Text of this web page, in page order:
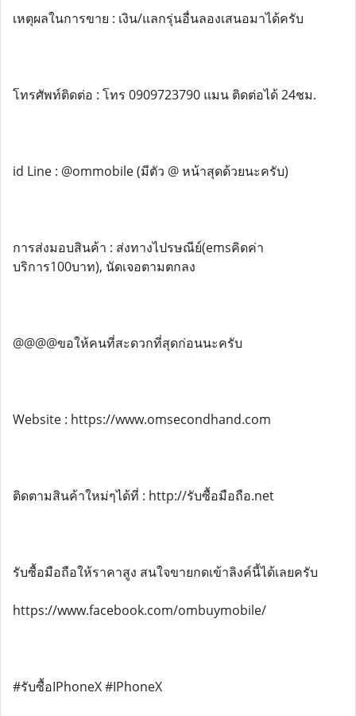
เหตุผลในการขาย : เงิน/แลกรุ่นอื่นลองเสนอมาได้ครับ
โทรศัพท์ติดต่อ : โทร 0909723790 แมน ติดต่อได้ 24ชม.
id Line : @ommobile (มีตัว @ หน้าสุดด้วยนะครับ)
การส่งมอบสินค้า : ส่งทางไปรษณีย์(emsคิดค่า
บริการ100บาท), นัดเจอตามตกลง
@@@@ขอให้คนที่สะดวกที่สุดก่อนนะครับ
Website : https://www.omsecondhand.com
ติดตามสินค้าใหม่ๆได้ที่ : http://รับซื้อมือถือ.net
รับซื้อมือถือให้ราคาสูง สนใจขายกดเข้าลิงค์นี้ได้เลยครับ
https://www.facebook.com/ombuymobile/
#รับซื้อIPhoneX #IPhoneX